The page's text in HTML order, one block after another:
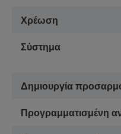
Χρέωση
Σύστημα
Δημιουργία
Προγραμματισμένη